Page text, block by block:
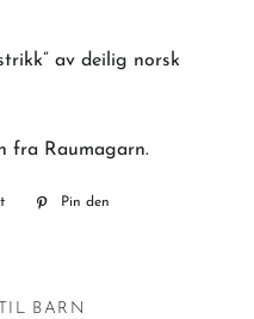
av deilig norsk
fra Raumagarn.
Tweet
Pin den
BARN